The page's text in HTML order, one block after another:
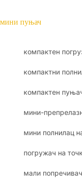
мини пуњач
компактен
компактни
компактен
мини-
мини полнилац
погружач на
мали попречивач